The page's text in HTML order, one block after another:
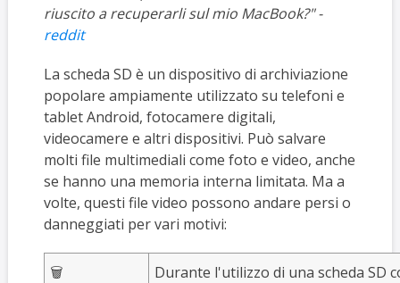
riuscito a recuperarli sul mio MacBook?" -
reddit
La scheda SD è un dispositivo di archiviazione
popolare ampiamente utilizzato su telefoni e
tablet Android, fotocamere digitali,
videocamere e altri dispositivi. Può salvare
molti file multimediali come foto e video, anche
se hanno una memoria interna limitata. Ma a
volte, questi file video possono andare persi o
danneggiati per vari motivi:
🗑️
Durante l'utilizzo di una scheda SD